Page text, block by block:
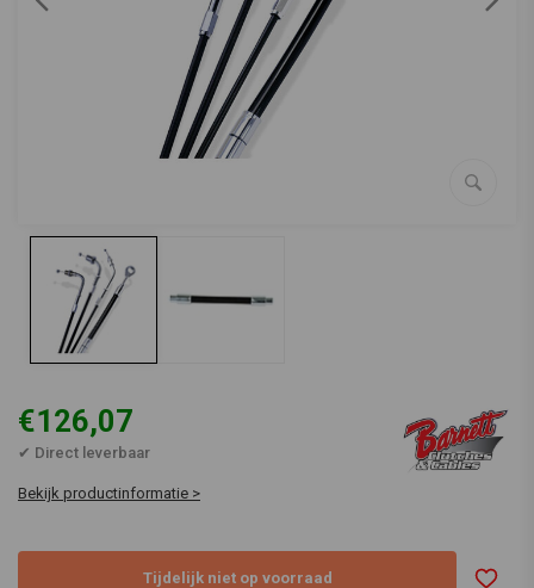
€126,07
✔ Direct leverbaar
Bekijk productinformatie >
Tijdelijk niet op voorraad